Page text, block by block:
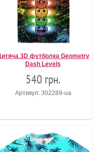
3D футболка Geometry
Dash Levels
540 грн.
Артикул: 302289-ua